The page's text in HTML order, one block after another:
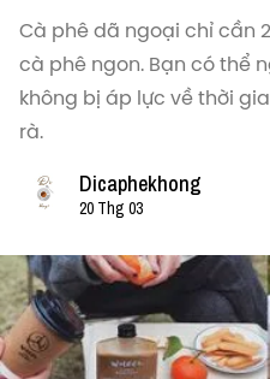
Cà phê dã ngoại chỉ cần
cà phê ngon. Bạn có thể
không bị áp lực về thời
rà.
Dicaphekhong
20 Thg 03